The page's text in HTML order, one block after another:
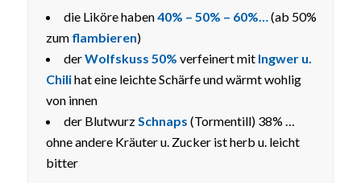
die Liköre haben40% – 50% – 60%…(ab 50%
zum flambieren)
derWolfskuss 50% verfeinert mit Ingwer u.
Chilihat eine leichte Schärfe und wärmt wohlig
von innen
der BlutwurzSchnaps (Tormentill) 38% …
ohne andere Kräuter u. Zucker ist herb u. leicht
bitter